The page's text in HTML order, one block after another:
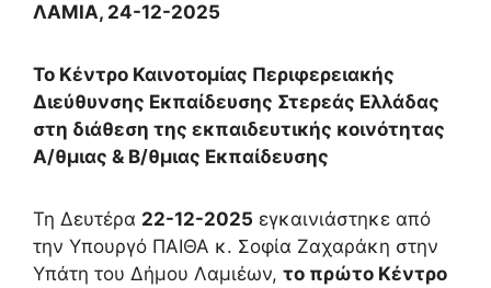
ΛΑΜΙΑ, 24-12-2025
Το Κέντρο Καινοτομίας Περιφερειακής
Διεύθυνσης Εκπαίδευσης Στερεάς Ελλάδας
στη διάθεση της εκπαιδευτικής κοινότητας
Α/θμιας & Β/θμιας Εκπαίδευσης
Τη Δευτέρα 22-12-2025 εγκαινιάστηκε από
την Υπουργό ΠΑΙΘΑ κ. Σοφία Ζαχαράκη στην
Υπάτη του Δήμου Λαμιέων, το πρώτο Κέντρο